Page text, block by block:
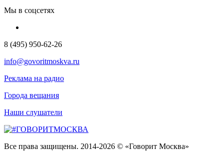
Мы в соцсетях
8 (495) 950-62-26
info@govoritmoskva.ru
Реклама на радио
Города вещания
Наши слушатели
Все права защищены. 2014-2026 © «Говорит Москва»